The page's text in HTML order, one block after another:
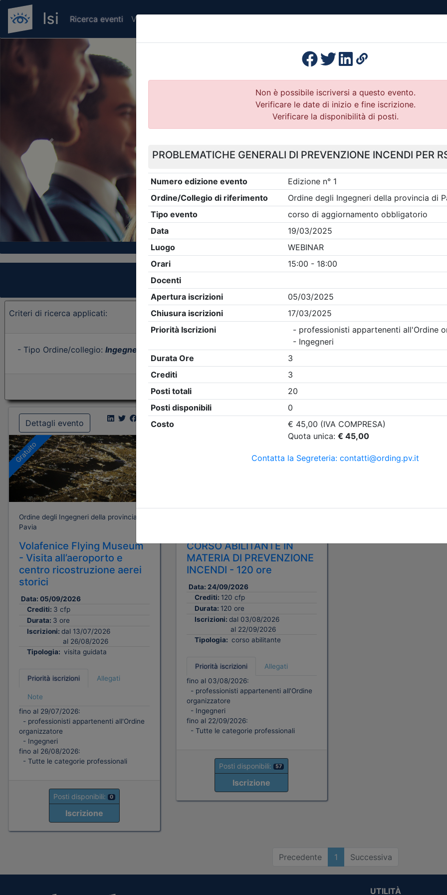
Ricerca eventi Verifica attestato di presenza
Continua
Il
Previous
Clicca qui - espandi la sezione dei filtri ricerca eventi
Criteri di ricerca applicati:
- Tipo Ordine/collegio: Ingegneri - Ordine:Pavia- Eventi in programma dal7/8/2026
Dettagli evento
Gratuito
Ordine degli Ingegneri della provincia di
Pavia
Volafenice Flying Museum
- Visita all’aeroporto e
centro ricostruzione aerei
storici
Data: 05/09/2026
Crediti: 3 cfp
Durata: 3 ore
Iscrizioni: dal 13/07/2026
al 26/08/2026
Tipologia: visita guidata
Priorità iscrizioni Allegati
Note
fino al 29/07/2026:
- professionisti appartenenti all'Ordine
organizzatore
- Ingegneri
fino al 26/08/2026:
- Tutte le categorie professionali
Posti disponibili: 0
Iscrizione
CORSO ABILITANTE IN
MATERIA DI PREVENZIONE
INCENDI - 120 ore
Data: 24/09/2026
Crediti: 120 cfp
Durata: 120 ore
Iscrizioni: dal 03/08/2026
al 22/09/2026
Tipologia: corso abilitante
Priorità iscrizioni
Allegati
fino al 03/08/2026:
- professionisti appartenenti all'Ordine
organizzatore
- Ingegneri
fino al 22/09/2026:
- Tutte le categorie professionali
Posti disponibili: 57
Iscrizione
Precedente 1 Successiva
UTILITÀ